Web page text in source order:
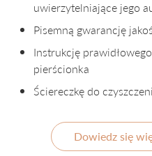
uwierzytelniające jego
Pisemną gwarancję
Instrukcję
pierścionka
Ściereczkę do
Dowiedz się